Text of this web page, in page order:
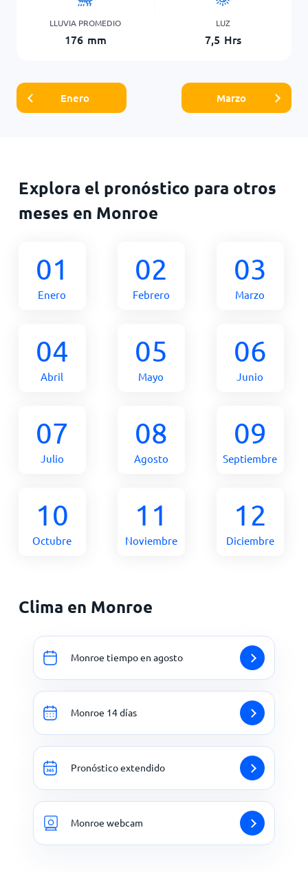
LLUVIA PROMEDIO
176 mm
LUZ
7,5 Hrs
Enero Marzo
Explora el pronóstico para otros
meses en Monroe
01
Enero
02
Febrero
03
Marzo
04
Abril
05
Mayo
06
Junio
07
Julio
08
Agosto
09
Septiembre
10
Octubre
11
Noviembre
12
Diciembre
Clima en Monroe
Monroe tiempo en agosto
Monroe 14 días
Pronóstico extendido
Monroe webcam